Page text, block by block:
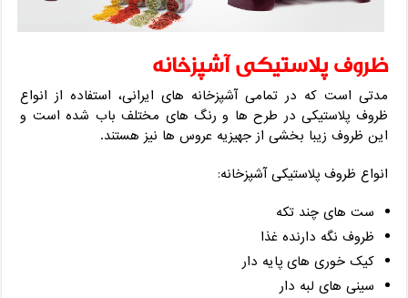
ظروف پلاستیکی آشپزخانه
مدتی است که در تمامی آشپزخانه های ایرانی، استفاده از انواع
ظروف پلاستیکی در طرح ها و رنگ های مختلف باب شده است و
این ظروف زیبا بخشی از جهیزیه عروس ها نیز هستند.
انواع ظروف پلاستیکی آشپزخانه:
ست های چند تکه
ظروف نگه دارنده غذا
کیک خوری های پایه دار
سینی های لبه دار